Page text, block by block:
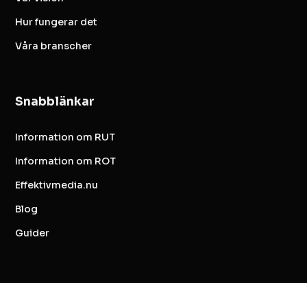
Hur fungerar det
Våra branscher
Snabblänkar
Information om RUT
Information om ROT
Effektivmedia.nu
Blog
Guider